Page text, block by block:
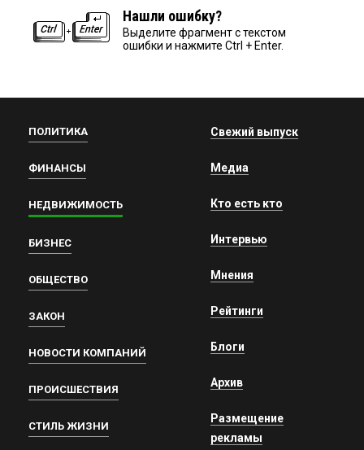
Нашли ошибку?
Выделите фрагмент с текстом
ошибки и нажмите Ctrl + Enter.
ПОЛИТИКА
ФИНАНСЫ
НЕДВИЖИМОСТЬ
БИЗНЕС
ОБЩЕСТВО
ЗАКОН
НОВОСТИ КОМПАНИЙ
ПРОИСШЕСТВИЯ
СТИЛЬ ЖИЗНИ
Свежий выпуск
Медиа
Кто есть кто
Интервью
Мнения
Рейтинги
Блоги
Архив
Размещение
рекламы